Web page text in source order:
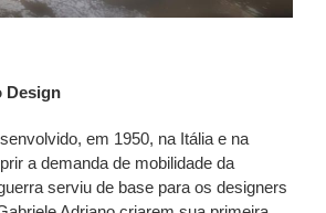
Design
em 1950, na Itália e na
a demanda de mobilidade da
serviu de base para os designers